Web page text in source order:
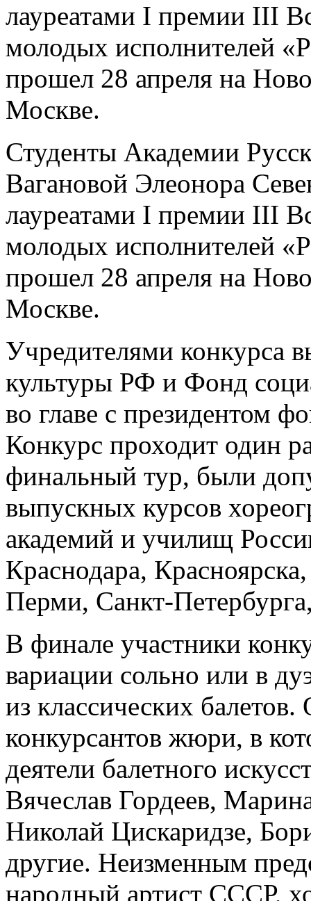
лауреатами I премии III
молодых исполнителей
прошел 28 апреля на
Москве.
Студенты Академии
Вагановой Элеонора
лауреатами I премии III
молодых исполнителей
прошел 28 апреля на
Москве.
Учредителями конкурса
культуры РФ и Фонд
во главе с президентом
Конкурс проходит один
финальный тур, были
выпускных курсов
академий и училищ
Краснодара,
Перми, Санкт-
В финале участники
вариации сольно или в
из классических
конкурсантов жюри, в
деятели балетного
Вячеслав Гордеев,
Николай Цискаридзе,
другие. Неизменным
народный артист СССР,